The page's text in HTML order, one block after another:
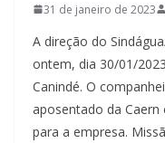
31 de janeiro de 2023
A direção do
ontem, dia 30/01/
Canindé. O
aposentado da
para a empresa.